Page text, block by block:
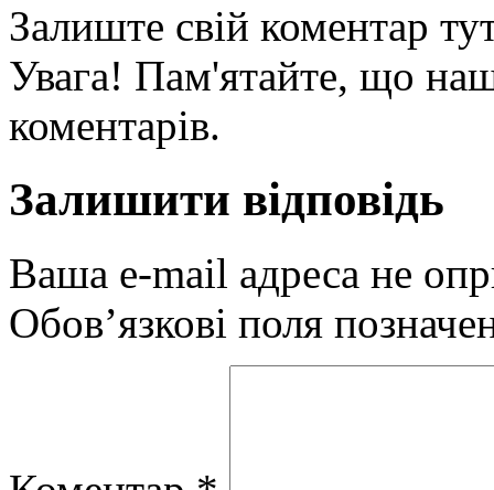
Залиште свій коментар
Увага! Пам'ятайте, що
коментарів.
Залишити відповідь
Ваша e-mail адреса не
Обов’язкові поля